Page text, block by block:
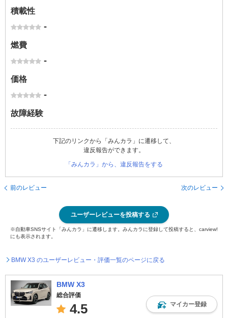
積載性
-
燃費
-
価格
-
故障経験
下記のリンクから「みんカラ」に遷移して、
違反報告ができます。
「みんカラ」から、違反報告をする
前のレビュー 次のレビュー
ユーザーレビューを投稿する
※自動車SNSサイト「みんカラ」に遷移します。みんカラに登録して投稿すると、carview!
にも表示されます。
BMW X3 のユーザーレビュー・評価一覧のページに戻る
BMW X3
総合評価
4.5 マイカー登録